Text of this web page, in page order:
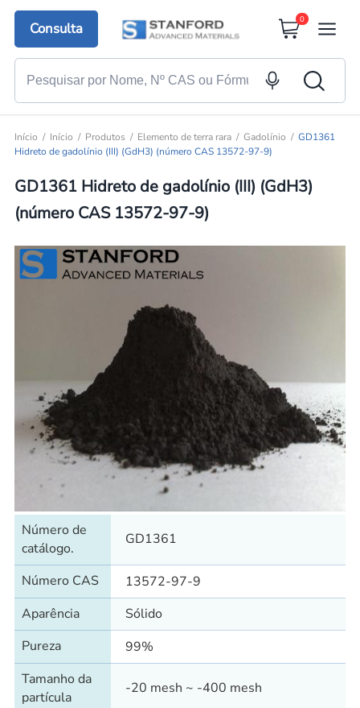
Consulta
0
Início Início Produtos Elemento de terra rara Gadolínio
GD1361
Hidreto de gadolínio (III) (GdH3) (número CAS 13572-97-9)
GD1361 Hidreto de gadolínio (III) (GdH3)
(número CAS 13572-97-9)
Número de
catálogo.
GD1361
Número CAS
13572-97-9
Aparência
Sólido
Pureza
99%
Tamanho da
partícula
-20 mesh ~ -400 mesh